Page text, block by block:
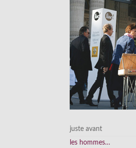
juste avant
les hommes…